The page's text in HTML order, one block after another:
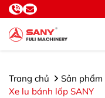
Trang chủ Sản phẩm
Xe lu bánh lốp SANY